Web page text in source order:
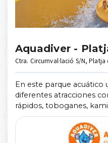
Aquadiver -
Ctra. Circumval·lació S/N, Platja
En este parque acuático
diferentes atracciones
rápidos, toboganes,
blandas. Un conjunto
para público infantil ...